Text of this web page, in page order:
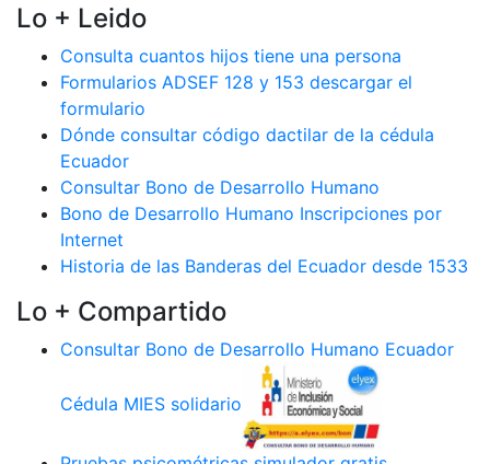
Lo + Leido
Consulta cuantos hijos tiene una persona
Formularios ADSEF 128 y 153 descargar el
formulario
Dónde consultar código dactilar de la cédula
Ecuador
Consultar Bono de Desarrollo Humano
Bono de Desarrollo Humano Inscripciones por
Internet
Historia de las Banderas del Ecuador desde 1533
Lo + Compartido
Consultar Bono de Desarrollo Humano Ecuador
Cédula MIES solidario